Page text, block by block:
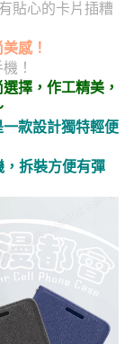
貼心的卡片插糟
感！
！
擇，作工精美，
款設計獨特輕便
，拆裝方便有彈